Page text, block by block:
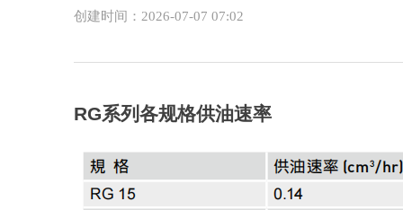
创建时间： 2026-07-07 07:02
RG系列各规格供油速率